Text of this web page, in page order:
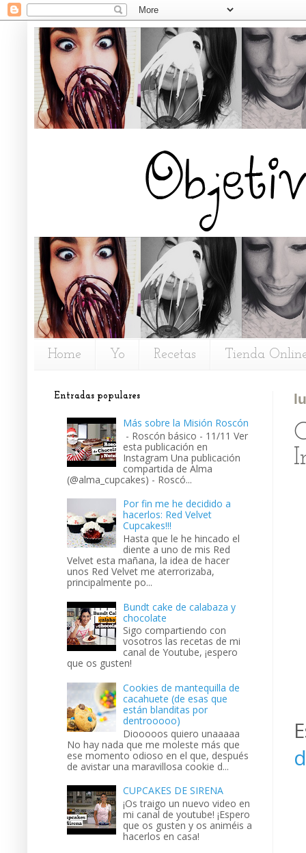
Home Yo Recetas Tienda
Entradas populares
Más sobre la Misión Roscón
- Roscón básico - 11/11 Ver
esta publicación en
Instagram Una publicación
compartida de Alma
(@alma_cupcakes) - Roscó...
Por fin me he decidido a
hacerlos: Red Velvet
Cupcakes!!!
Hasta que le he hincado el
diente a uno de mis Red
Velvet esta mañana, la idea de hacer
unos Red Velvet me aterrorizaba,
principalmente po...
Bundt cake de calabaza y
chocolate
Sigo compartiendo con
vosotros las recetas de mi
canal de Youtube, ¡espero
que os gusten!
Cookies de mantequilla de
cacahuete (de esas que
están blanditas por
dentrooooo)
Diooooos quiero unaaaaa
No hay nada que me moleste más que
ese momento odioso en el que, después
de avistar una maravillosa cookie d...
CUPCAKES DE SIRENA
¡Os traigo un nuevo video en
mi canal de youtube! ¡Espero
que os gusten y os animéis a
hacerlos en casa!